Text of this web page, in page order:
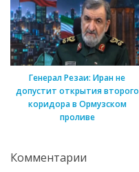
Генерал Резаи: Иран не
допустит открытия второго
коридора в Ормузском
проливе
Комментарии